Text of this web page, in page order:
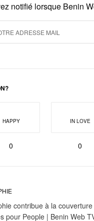
notifié lorsque Benin
HAPPY
0
IN LOVE
0
contribue à la
pour People | Benin Web